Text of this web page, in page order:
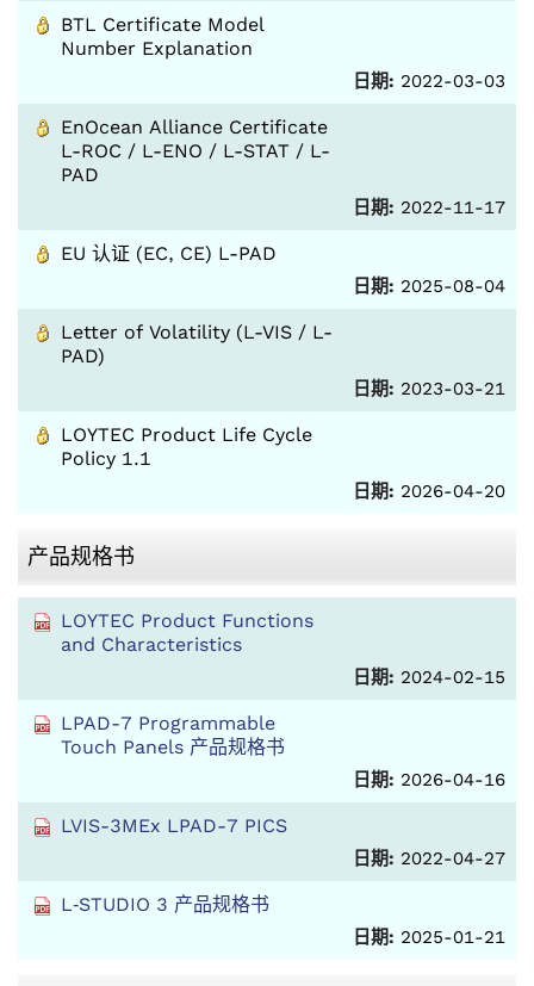
BTL Certificate Model
Number Explanation
日期: 2022-03-03
EnOcean Alliance Certificate
L-ROC / L-ENO / L-STAT / L-
PAD
日期: 2022-11-17
EU 认证 (EC, CE) L-PAD
日期: 2025-08-04
Letter of Volatility (L-VIS / L-
PAD)
日期: 2023-03-21
LOYTEC Product Life Cycle
Policy 1.1
日期: 2026-04-20
产品规格书
LOYTEC Product Functions
and Characteristics
日期: 2024-02-15
LPAD-7 Programmable
Touch Panels 产品规格书
日期: 2026-04-16
LVIS-3MEx LPAD-7 PICS
日期: 2022-04-27
L‑STUDIO 3 产品规格书
日期: 2025-01-21